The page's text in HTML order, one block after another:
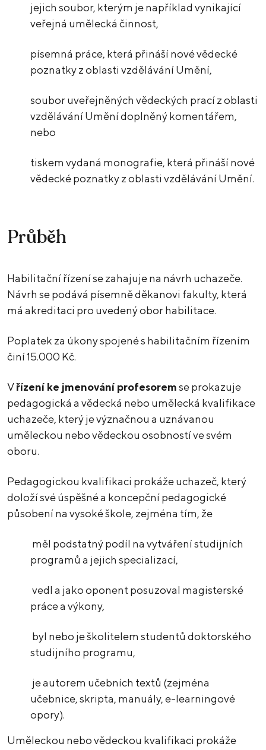
jejich soubor, kterým je například vynikající
veřejná umělecká činnost,
písemná práce, která přináší nové vědecké
poznatky z oblasti vzdělávání Umění,
soubor uveřejněných vědeckých prací z oblasti
vzdělávání Umění doplněný komentářem,
nebo
tiskem vydaná monografie, která přináší nové
vědecké poznatky z oblasti vzdělávání Umění.
Průběh
Habilitační řízení se zahajuje na návrh uchazeče.
Návrh se podává písemně děkanovi fakulty, která
má akreditaci pro uvedený obor habilitace.
Poplatek za úkony spojené s habilitačním řízením
činí 15.000 Kč.
Vřízení ke jmenování profesoremse prokazuje
pedagogická a vědecká nebo umělecká kvalifikace
uchazeče, který je význačnou a uznávanou
uměleckou nebo vědeckou osobností ve svém
oboru.
Pedagogickou kvalifikaci prokáže uchazeč, který
doloží své úspěšné a koncepční pedagogické
působení na vysoké škole, zejména tím, že
měl podstatný podíl na vytváření studijních
programů a jejich specializací,
vedl a jako oponent posuzoval magisterské
práce a výkony,
byl nebo je školitelem studentů doktorského
studijního programu,
je autorem učebních textů (zejména
učebnice, skripta, manuály, e-learningové
opory).
Uměleckou nebo vědeckou kvalifikaci prokáže